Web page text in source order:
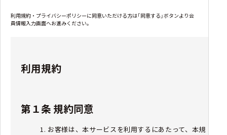
利用規約・プライバシーポリシーに同意いただける方は「同意する」ボタンより会
員情報入力画面へお進みください。
利用規約
第１条 規約同意
お客様は、本サービスを利用するにあたって、本規